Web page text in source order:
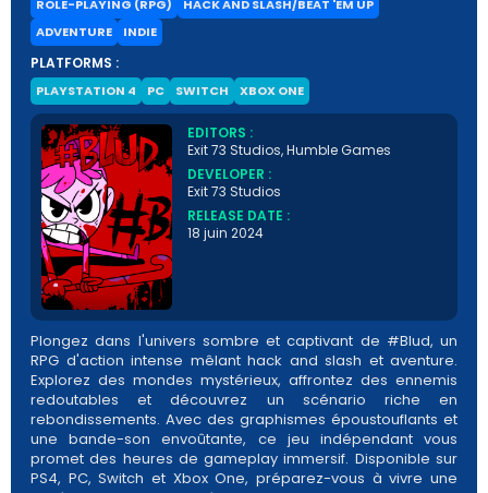
ROLE-PLAYING (RPG)
HACK AND SLASH/BEAT 'EM UP
ADVENTURE
INDIE
PLATFORMS :
PLAYSTATION 4 PC SWITCH XBOX ONE
EDITORS :
Exit 73 Studios, Humble Games
DEVELOPER :
Exit 73 Studios
RELEASE DATE :
18 juin 2024
Plongez dans l'univers sombre et captivant de #Blud, un
RPG d'action intense mêlant hack and slash et aventure.
Explorez des mondes mystérieux, affrontez des ennemis
redoutables et découvrez un scénario riche en
rebondissements. Avec des graphismes époustouflants et
une bande-son envoûtante, ce jeu indépendant vous
promet des heures de gameplay immersif. Disponible sur
PS4, PC, Switch et Xbox One, préparez-vous à vivre une